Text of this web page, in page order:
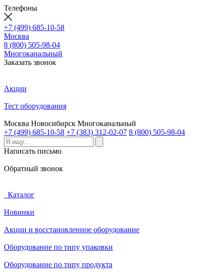
Телефоны
+7 (499) 685-10-58
Москва
8 (800) 505-98-04
Многоканальный
Заказать звонок
Акции
Тест оборудования
Москва Новосибирск Многоканальный
+7 (499) 685-10-58 +7 (383) 312-02-07 8 (800) 505-98-04
Написать письмо
Обратный звонок
Каталог
Новинки
Акции и восстановленное оборудование
Оборудование по типу упаковки
Оборудование по типу продукта